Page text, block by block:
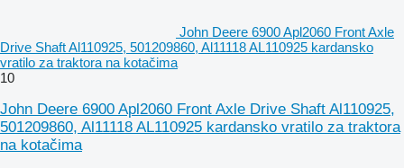
John Deere 6900 Apl2060 Front Axle
Drive Shaft Al110925, 501209860, Al11118 AL110925 kardansko
vratilo za traktora na kotačima
10
John Deere 6900 Apl2060 Front Axle Drive Shaft Al110925,
501209860, Al11118 AL110925 kardansko vratilo za traktora
na kotačima